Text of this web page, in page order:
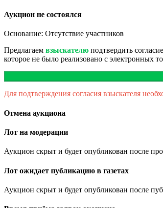
Аукцион не состоялся
Основание: Отсутствие участников
Предлагаем взыскателю подтвердить
которое не было реализовано с электронных
Для подтверждения согласия взыскателя
Отмена аукциона
Лот на модерации
Аукцион скрыт и будет опубликован после
Лот ожидает публикацию в газетах
Аукцион скрыт и будет опубликован после